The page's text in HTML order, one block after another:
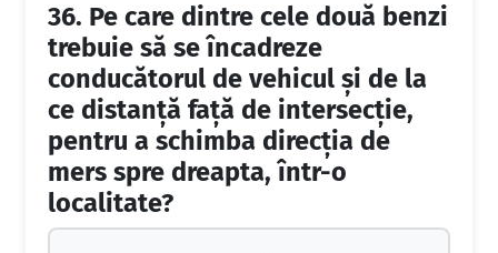
36. Pe care dintre cele două benzi
trebuie să se încadreze
conducătorul de vehicul şi de la
ce distanţă faţă de intersecţie,
pentru a schimba direcţia de
mers spre dreapta, într-o
localitate?